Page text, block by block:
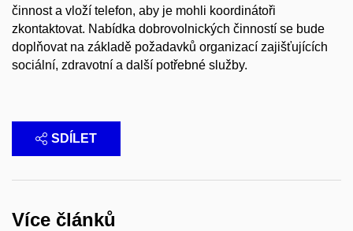
činnost a vloží telefon, aby je mohli koordinátoři
zkontaktovat. Nabídka dobrovolnických činností se bude
doplňovat na základě požadavků organizací zajišťujících
sociální, zdravotní a další potřebné služby.
SDÍLET
Více článků